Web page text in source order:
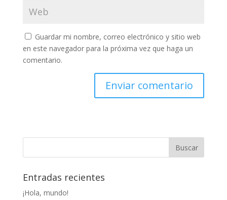
Guardar mi nombre, correo electrónico y sitio web
en este navegador para la próxima vez que haga un
comentario.
Entradas recientes
¡Hola, mundo!